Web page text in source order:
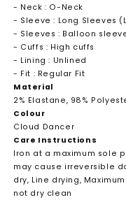
- Neck : O-Neck
- Sleeve : Long Sleeves
- Sleeves : Balloon
- Cuffs : High cuffs
- Lining : Unlined
- Fit : Regular Fit
Material
2% Elastane, 98%
Colour
Cloud Dancer
Care Instructions
Iron at a maximum sole
may cause irreversible
dry, Line drying,
not dry clean